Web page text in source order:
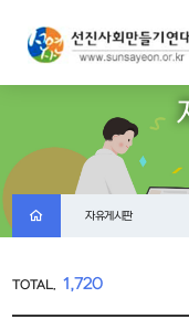
자유게시판
TOTAL. 1,720